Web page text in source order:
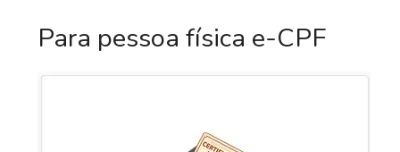
Para pessoa física e-CPF